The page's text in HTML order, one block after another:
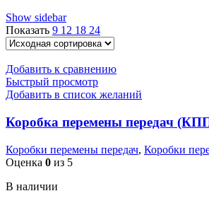
Show sidebar
Показать 9 12 18 24
Добавить к сравнению
Быстрый просмотр
Добавить в список желаний
Коробка перемены передач
Коробки перемены передач, Коробки
Оценка 0 из 5
В наличии